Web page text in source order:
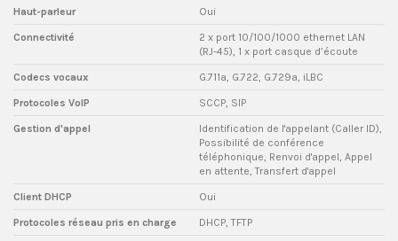
Haut-parleur Oui
Connectivité
2 x port 10/100/1000 ethernet LAN
(RJ-45), 1 x port casque d’écoute
Codecs vocaux G.711a, G.722, G.729a, iLBC
Protocoles VoIP SCCP, SIP
Gestion d'appel
Identification de l'appelant (Caller ID),
Possibilité de conférence
téléphonique, Renvoi d'appel, Appel
en attente, Transfert d'appel
Client DHCP Oui
Protocoles réseau pris en charge DHCP, TFTP